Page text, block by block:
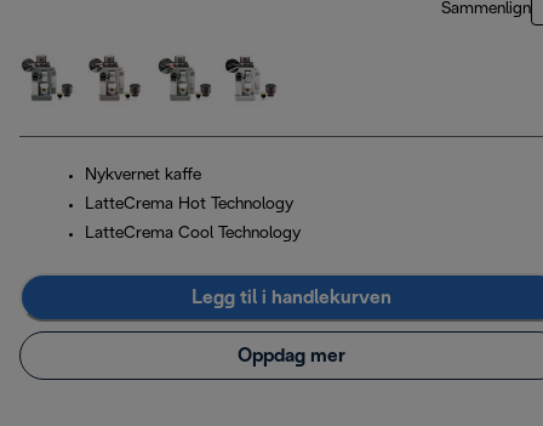
Sammenlign
Nykvernet kaffe
LatteCrema Hot Technology
LatteCrema Cool Technology
Legg til i handlekurven
Oppdag mer